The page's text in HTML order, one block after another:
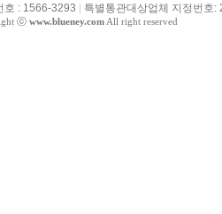
호 : 1566-3293
특별통관대상업체 지정번호
ⓒ www.blueney.comAll right reserved